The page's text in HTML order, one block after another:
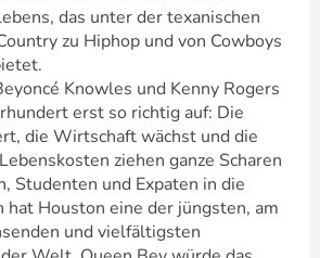
das unter der texanischen
zu Hiphop und von Cowboys
Knowles und Kenny Rogers
erst so richtig auf: Die
die Wirtschaft wächst und die
ziehen ganze Scharen
Studenten und Expaten in die
hat Houston eine der jüngsten, am
und vielfältigsten